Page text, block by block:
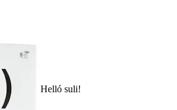
Helló suli!